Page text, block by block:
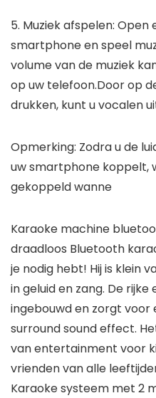
5. Muziek afspelen:
smartphone en speel
volume van de muziek
op uw telefoon.Door op
drukken, kunt u vocalen
Opmerking: Zodra u de
uw smartphone koppelt,
gekoppeld wanne
Karaoke machine
draadloos Bluetooth
je nodig hebt! Hij is klein
in geluid en zang. De
ingebouwd en zorgt voor
surround sound effect.
van entertainment voor
vrienden van alle
Karaoke systeem met 2